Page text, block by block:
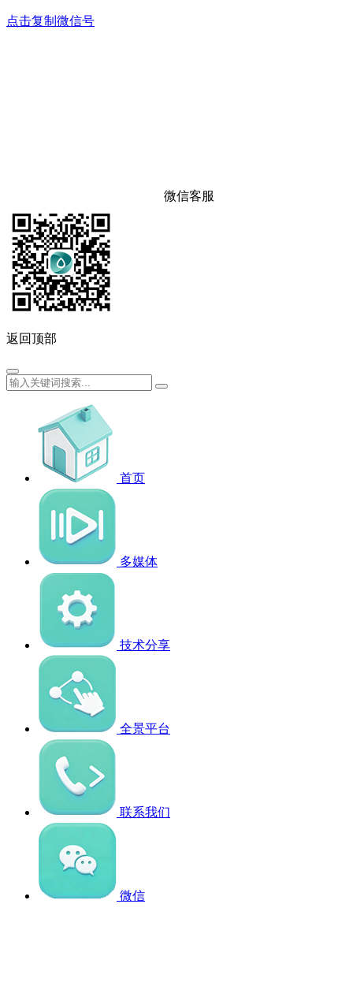
点击复制微信号
微信客服
返回顶部
首页
多媒体
技术分享
全景平台
联系我们
微信